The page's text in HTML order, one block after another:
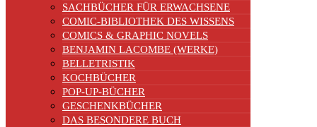
SACHBÜCHER FÜR ERWACHSENE
COMIC-BIBLIOTHEK DES WISSENS
COMICS & GRAPHIC NOVELS
BENJAMIN LACOMBE (WERKE)
BELLETRISTIK
KOCHBÜCHER
POP-UP-BÜCHER
GESCHENKBÜCHER
DAS BESONDERE BUCH